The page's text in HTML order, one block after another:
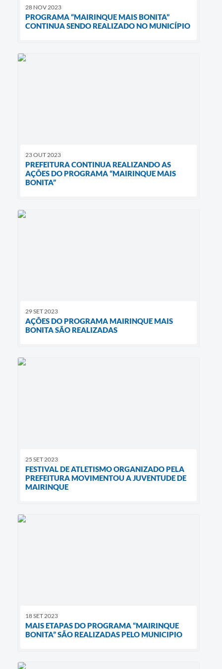
28 NOV 2023
PROGRAMA “MAIRINQUE MAIS BONITA”
CONTINUA SENDO REALIZADO NO MUNICÍPIO
23 OUT 2023
PREFEITURA CONTINUA REALIZANDO AS
AÇÕES DO PROGRAMA “MAIRINQUE MAIS
BONITA”
29 SET 2023
AÇÕES DO PROGRAMA MAIRINQUE MAIS
BONITA SÃO REALIZADAS
25 SET 2023
FESTIVAL DE ATLETISMO ORGANIZADO PELA
PREFEITURA MOVIMENTOU A JUVENTUDE DE
MAIRINQUE
18 SET 2023
MAIS ETAPAS DO PROGRAMA “MAIRINQUE
BONITA” SÃO REALIZADAS PELO MUNICIPIO